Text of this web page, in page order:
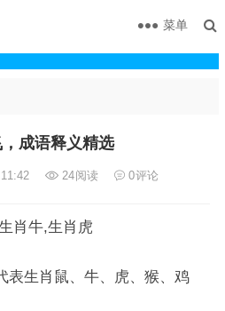
菜单
成语释义精选
24阅读 0评论
肖牛,生肖虎
表生肖鼠、牛、虎、猴、鸡